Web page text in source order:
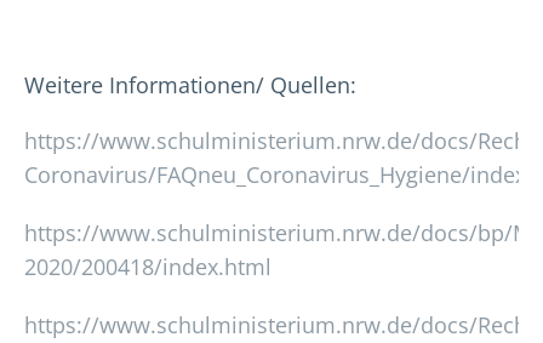
Weitere Informationen/ Quellen:
https://www.schulministerium.nrw.de/docs/
Coronavirus/FAQneu_Coronavirus_Hygiene/
https://www.schulministerium.nrw.de/docs/bp/
2020/200418/index.html
https://www.schulministerium.nrw.de/docs/